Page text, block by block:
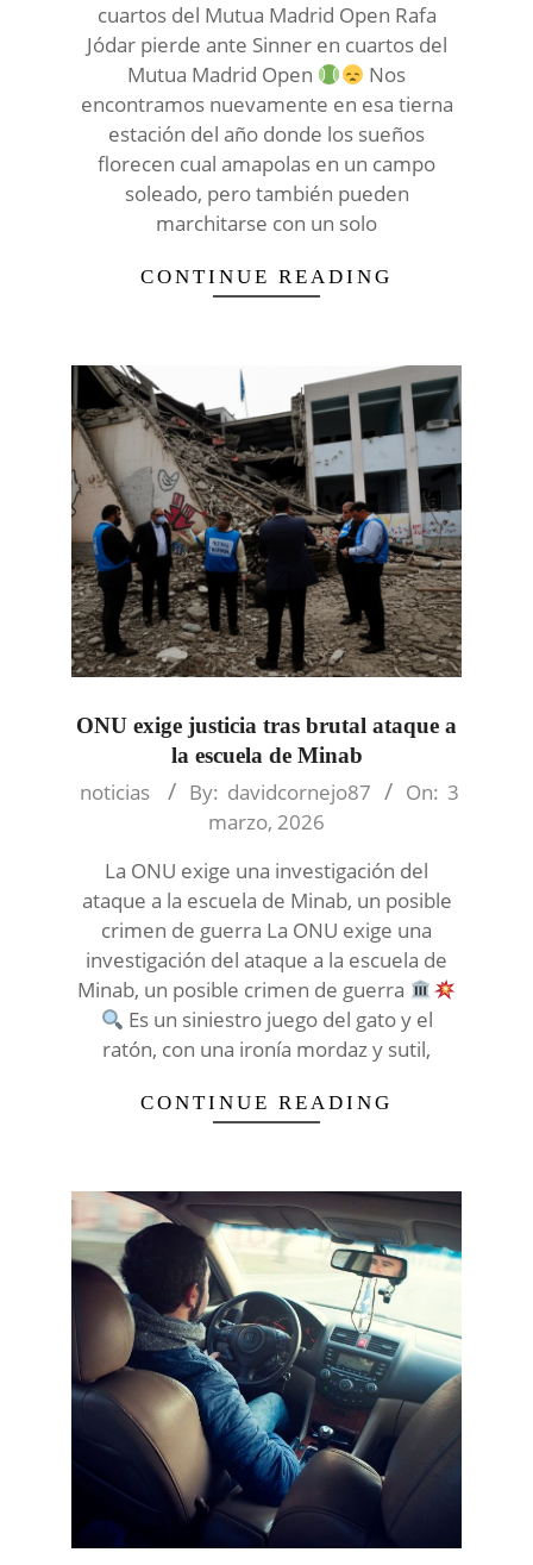
cuartos del Mutua Madrid Open Rafa
Jódar pierde ante Sinner en cuartos del
Mutua Madrid Open
Nos
encontramos nuevamente en esa tierna
estación del año donde los sueños
florecen cual amapolas en un campo
soleado, pero también pueden
marchitarse con un solo
CONTINUE READING
ONU exige justicia tras brutal ataque a
la escuela de Minab
2026-
noticias By: davidcornejo87 On: 3
marzo, 2026
La ONU exige una investigación del
ataque a la escuela de Minab, un posible
crimen de guerra La ONU exige una
investigación del ataque a la escuela de
Minab, un posible crimen de guerra
Es un siniestro juego del gato y el
ratón, con una ironía mordaz y sutil,
CONTINUE READING